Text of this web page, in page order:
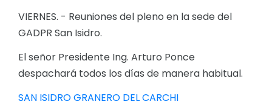
VIERNES. - Reuniones del pleno en la sede del
GADPR San Isidro.
El señor Presidente Ing. Arturo Ponce
despachará todos los días de manera habitual.
SAN ISIDRO GRANERO DEL CARCHI